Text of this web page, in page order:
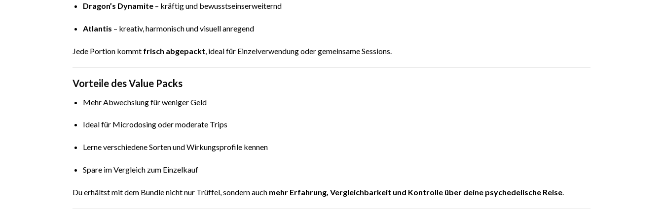
Dragon’s Dynamite– kräftig und bewusstseinserweiternd
Atlantis – kreativ, harmonisch und visuell anregend
Jede Portion kommt frisch abgepackt , ideal für Einzelverwendung oder gemeinsame Sessions.
Vorteile des Value Packs
Mehr Abwechslung für weniger Geld
Ideal für Microdosing oder moderate Trips
Lerne verschiedene Sorten und Wirkungsprofile kennen
Spare im Vergleich zum Einzelkauf
Du erhältst mit dem Bundle nicht nur Trüffel, sondern auch mehr Erfahrung, Vergleichbarkeit und Kontrolle über deine psychedelische Reise